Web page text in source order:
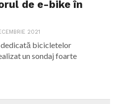
de e-bike în
2021
bicicletelor
un sondaj foarte